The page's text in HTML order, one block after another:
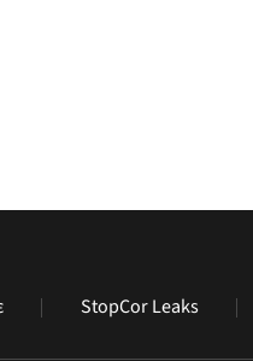
StopCor Leaks